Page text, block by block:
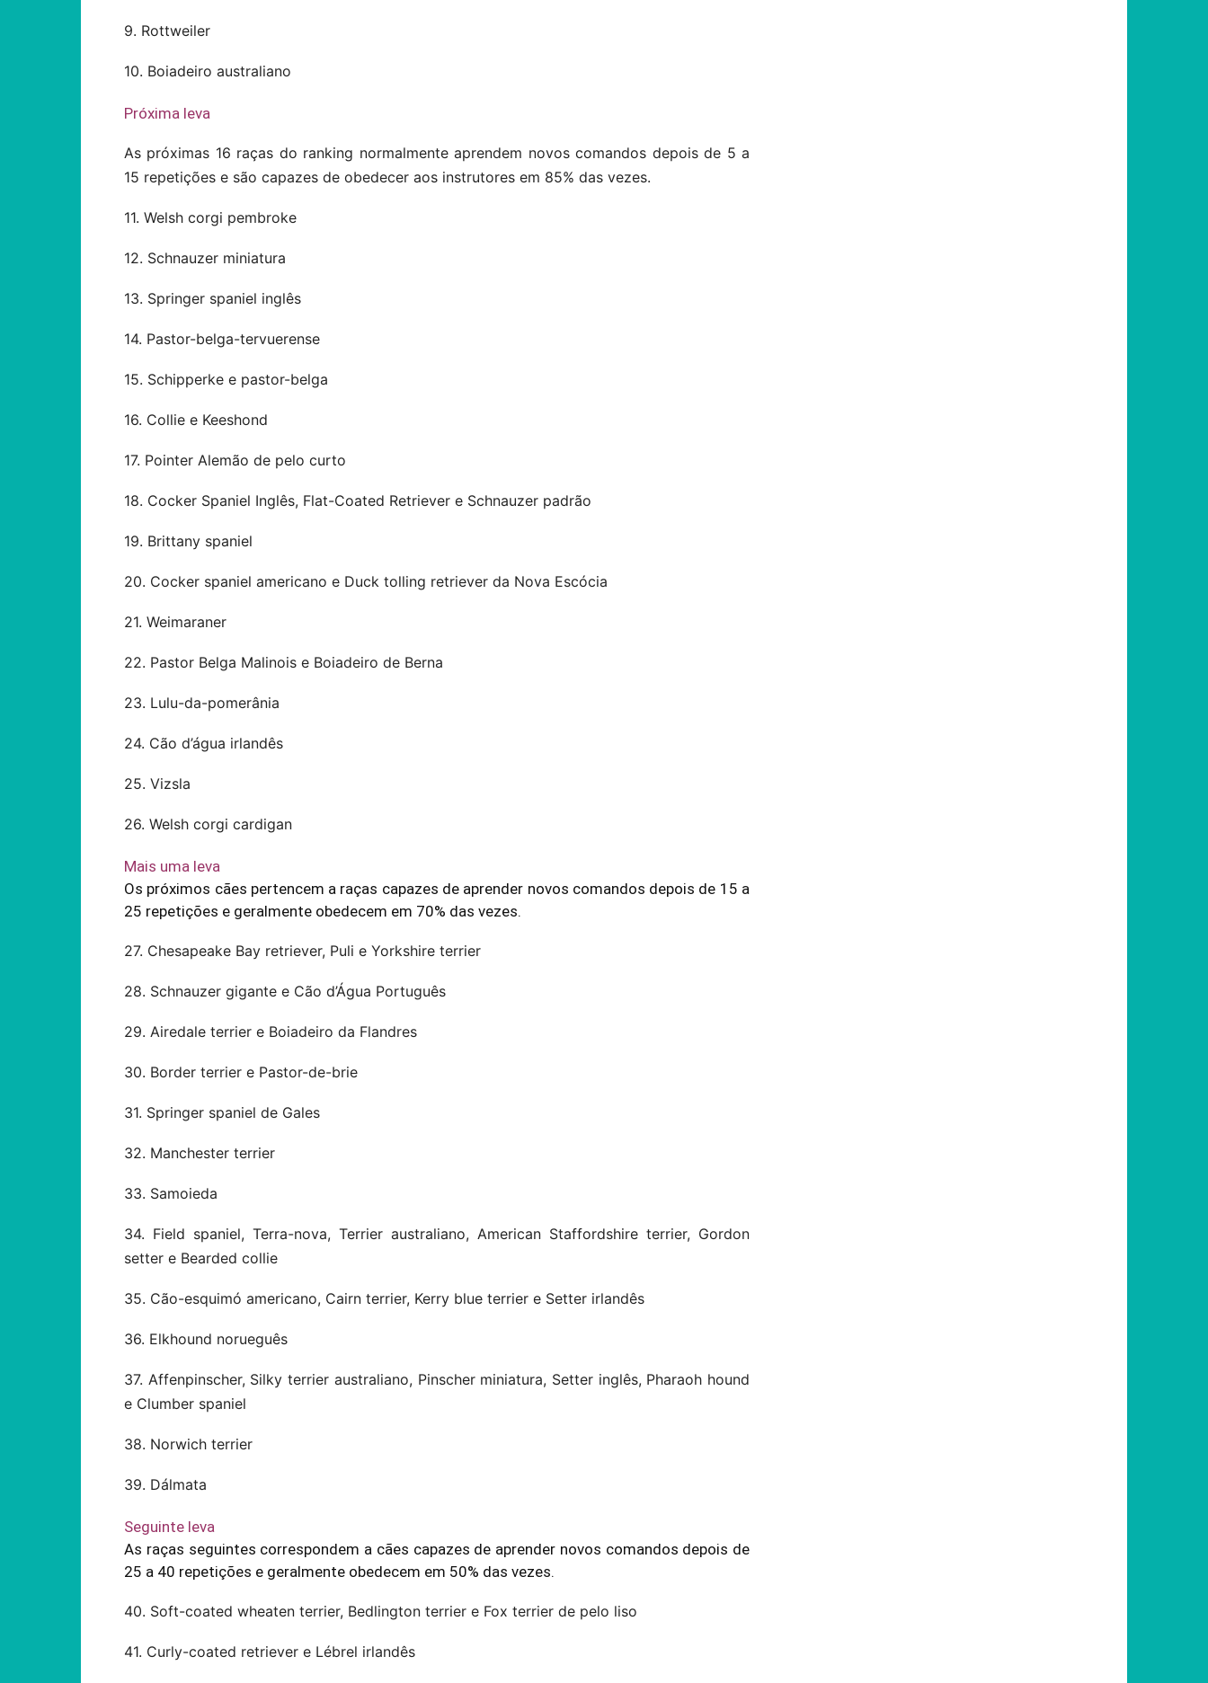
9. Rottweiler
10. Boiadeiro australiano
Próxima leva
As próximas 16 raças do ranking normalmente aprendem novos comandos depois de 5 a
15 repetições e são capazes de obedecer aos instrutores em 85% das vezes.
11. Welsh corgi pembroke
12. Schnauzer miniatura
13. Springer spaniel inglês
14. Pastor-belga-tervuerense
15. Schipperke e pastor-belga
16. Collie e Keeshond
17. Pointer Alemão de pelo curto
18. Cocker Spaniel Inglês, Flat-Coated Retriever e Schnauzer padrão
19. Brittany spaniel
20. Cocker spaniel americano e Duck tolling retriever da Nova Escócia
21. Weimaraner
22. Pastor Belga Malinois e Boiadeiro de Berna
23. Lulu-da-pomerânia
24. Cão d’água irlandês
25. Vizsla
26. Welsh corgi cardigan
Mais uma leva
Os próximos cães pertencem a raças capazes de aprender novos comandos depois de 15 a
25 repetições e geralmente obedecem em 70% das vezes.
27. Chesapeake Bay retriever, Puli e Yorkshire terrier
28. Schnauzer gigante e Cão d’Água Português
29. Airedale terrier e Boiadeiro da Flandres
30. Border terrier e Pastor-de-brie
31. Springer spaniel de Gales
32. Manchester terrier
33. Samoieda
34. Field spaniel, Terra-nova, Terrier australiano, American Staffordshire terrier, Gordon
setter e Bearded collie
35. Cão-esquimó americano, Cairn terrier, Kerry blue terrier e Setter irlandês
36. Elkhound norueguês
37. Affenpinscher, Silky terrier australiano, Pinscher miniatura, Setter inglês, Pharaoh hound
e Clumber spaniel
38. Norwich terrier
39. Dálmata
Seguinte leva
As raças seguintes correspondem a cães capazes de aprender novos comandos depois de
25 a 40 repetições e geralmente obedecem em 50% das vezes.
40. Soft-coated wheaten terrier, Bedlington terrier e Fox terrier de pelo liso
41. Curly-coated retriever e Lébrel irlandês